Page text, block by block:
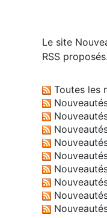
Le site
RSS proposés.
Toutes les